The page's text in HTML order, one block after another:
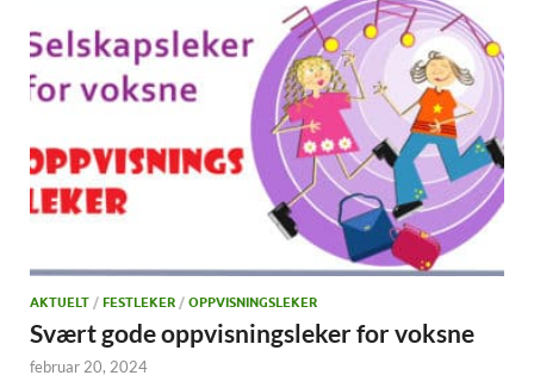
AKTUELT / FESTLEKER / OPPVISNINGSLEKER
Svært gode oppvisningsleker for voksne
februar 20, 2024